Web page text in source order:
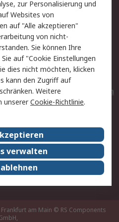
Privatkunden
Datenschutz
Zahlungsbedingungen
Entsorgung
Elektrogeräte/Batterien
RS weltweit
Nachhaltigkeit
Presse-Center
am Main © RS Components
zur Personalisierung und
Websites von
auf "Alle akzeptieren"
von nicht-
Sie können Ihre
auf "Cookie Einstellungen
dies nicht möchten, klicken
kann den Zugriff auf
Weitere
unsererCookie-Richtlinie.
verwalten